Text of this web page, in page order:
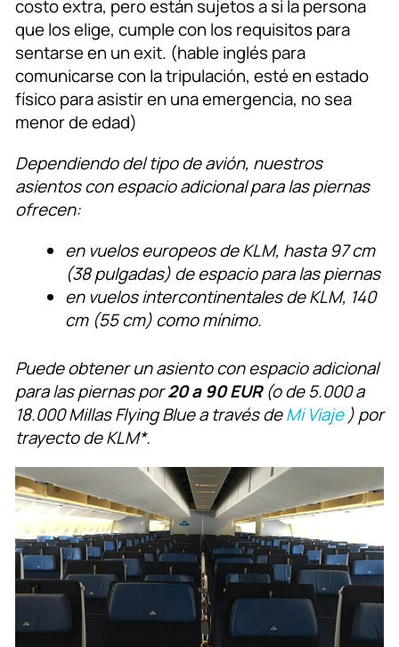
costo extra, pero están sujetos a si la persona
que los elige, cumple con los requisitos para
sentarse en un exit. (hable inglés para
comunicarse con la tripulación, esté en estado
físico para asistir en una emergencia, no sea
menor de edad)
Dependiendo del tipo de avión, nuestros
asientos con espacio adicional para las piernas
ofrecen:
en vuelos europeos de KLM, hasta 97 cm
(38 pulgadas) de espacio para las piernas
en vuelos intercontinentales de KLM, 140
cm (55 cm) como mínimo.
Puede obtener un asiento con espacio adicional
para las piernas por20 a 90 EUR(o de 5.000 a
18.000 Millas Flying Blue a través deMi Viaje) por
trayecto de KLM*.